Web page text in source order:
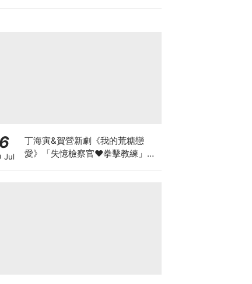
6
Jul
丁海寅&賀營新劇《我的荒糖戀
愛》「失憶檢察官♥拳擊教練」心